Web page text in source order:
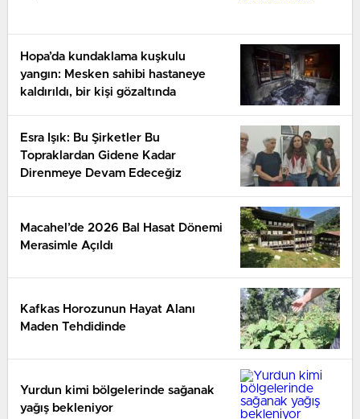
Hopa’da kundaklama kuşkulu
yangın: Mesken sahibi hastaneye
kaldırıldı, bir kişi gözaltında
Esra Işık: Bu Şirketler Bu
Topraklardan Gidene Kadar
Direnmeye Devam Edeceğiz
Macahel’de 2026 Bal Hasat Dönemi
Merasimle Açıldı
Kafkas Horozunun Hayat Alanı
Maden Tehdidinde
Yurdun kimi bölgelerinde sağanak
yağış bekleniyor